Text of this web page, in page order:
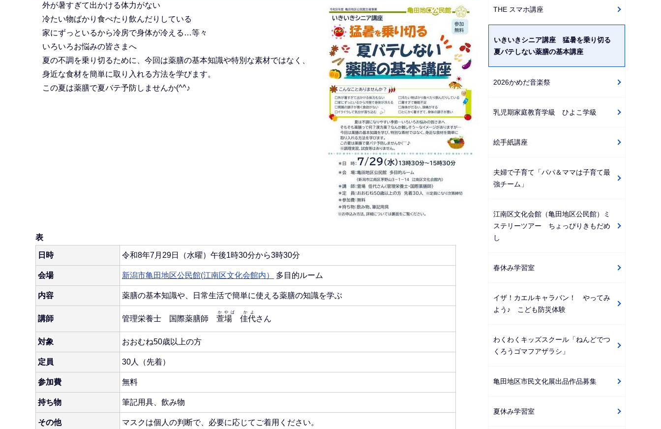
外が暑すぎて出かける体力がない
冷たい物ばかり食べたり飲んだりしている
家にずっといるから冷房で身体が冷える…等々
いろいろお悩みの皆さまへ
夏の不調を乗り切るために、今回は薬膳の基本知識や特別な素材ではなく、
身近な食材を簡単に取り入れる方法を学びます。
この夏は薬膳で夏バテ予防しませんか(^^♪
表
日時 令和8年7月29日（水曜）午後1時30分から3時30分
会場 新潟市亀田地区公民館(江南区文化会館内） 多目的ルーム
内容 薬膳の基本知識や、日常生活で簡単に使える薬膳の知識を学ぶ
講師 管理栄養士 国際薬膳師 萱場 佳代
かやば かよ
さん
対象 おおむね50歳以上の方
定員 30人（先着）
参加費 無料
持ち物 筆記用具、飲み物
その他 マスクは個人の判断で、必要に応じてご着用ください。
THE スマホ講座
いきいきシニア講座 猛暑を乗り切る
夏バテしない薬膳の基本講座
2026かめだ音楽祭
乳児期家庭教育学級 ひよこ学級
絵手紙講座
夫婦で子育て「パパ＆ママは子育て最
強チーム」
江南区文化会館（亀田地区公民館）ミ
ステリーツアー ちょっぴりきもだめ
し
春休み学習室
イザ！カエルキャラバン！ やってみ
よう♪ こども防災体験
わくわくキッズスクール「ねんどでつ
くろうゴマフアザラシ」
亀田地区市民文化展出品作品募集
夏休み学習室